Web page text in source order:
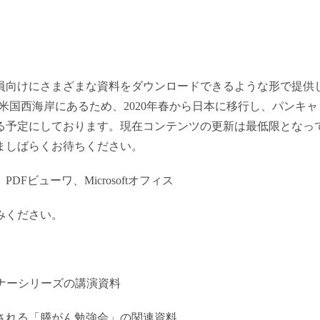
けにさまざまな資料をダウンロードできるような形で提供
西海岸にあるため、2020年春から日本に移行し、パンキャ
定にしております。現在コンテンツの更新は最低限となっ
ばらくお待ちください。
ビューワ、Microsoftオフィス
ださい。
シリーズの講演資料
る「膵がん勉強会」の関連資料